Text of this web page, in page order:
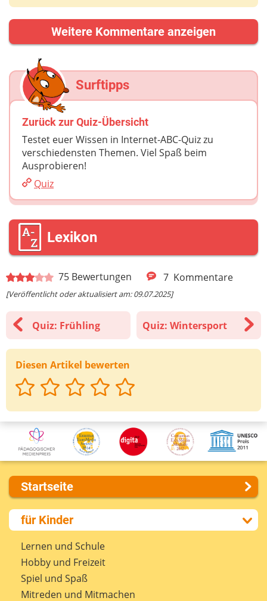
Weitere Kommentare anzeigen
75 Bewertungen 7 Kommentare
[Veröffentlicht oder aktualisiert am: 09.07.2025]
Quiz: Frühling Quiz: Wintersport
Diesen Artikel bewerten
Surftipps
Zurück zur Quiz-Übersicht
Testet euer Wissen in Internet-ABC-Quiz zu
verschiedensten Themen. Viel Spaß beim
Ausprobieren!
Quiz
Lexikon
Startseite
Über uns
Presse
Kontakt
Impressum
Internet-ABC Sitemap
Barrierefreiheit
für Kinder
Lernen und Schule
Hobby und Freizeit
Spiel und Spaß
Mitreden und Mitmachen